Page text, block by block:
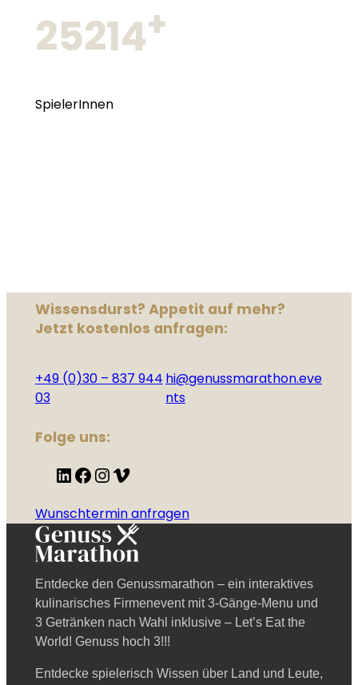
25214+
SpielerInnen
Wissensdurst? Appetit auf mehr?
Jetzt kostenlos anfragen:
+49 (0)30 – 837 944
03
hi@genussmarathon.eve
nts
Folge uns:
LinkedIn Facebook InstagramVimeo
Wunschtermin anfragen
Entdecke den Genussmarathon – ein interaktives
kulinarisches Firmenevent mit 3-Gänge-Menu und
3 Getränken nach Wahl inklusive – Let’s Eat the
World! Genuss hoch 3!!!
Entdecke spielerisch Wissen über Land und Leute,